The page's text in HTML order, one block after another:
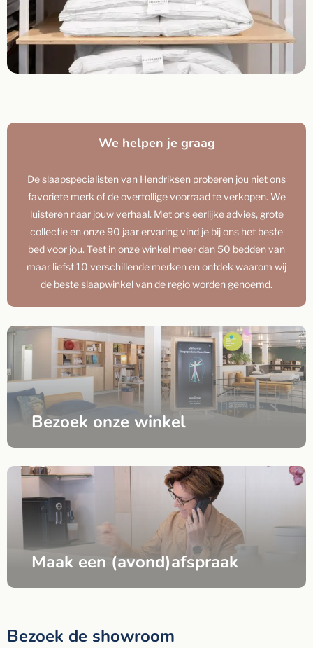
We helpen je graag
De slaapspecialisten van Hendriksen proberen jou niet ons
favoriete merk of de overtollige voorraad te verkopen. We
luisteren naar jouw verhaal. Met ons eerlijke advies, grote
collectie en onze 90 jaar ervaring vind je bij ons het beste
bed voor jou. Test in onze winkel meer dan 50 bedden van
maar liefst 10 verschillende merken en ontdek waarom wij
de beste slaapwinkel van de regio worden genoemd.
Bezoek onze winkel
Maak een (avond)afspraak
Bezoek de showroom